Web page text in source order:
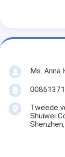
Ms. Anna
Tweede
Shuiwei